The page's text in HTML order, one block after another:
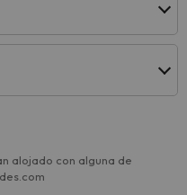
alojado con alguna de